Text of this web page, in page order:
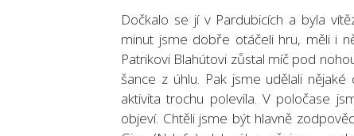
Dočkalo se jí v Pardubicích a byla
minut jsme dobře otáčeli hru, měli i
Patrikovi Blahútovi zůstal míč pod
šance z úhlu. Pak jsme udělali
aktivita trochu polevila. V poločase
objeví. Chtěli jsme být hlavně